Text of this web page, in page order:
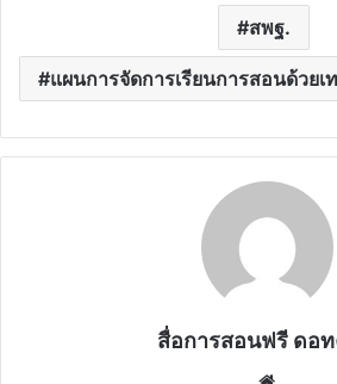
สพฐ.
แผนการจัดการเรียนการสอนด้วย
สื่อการสอนฟรี ดอ